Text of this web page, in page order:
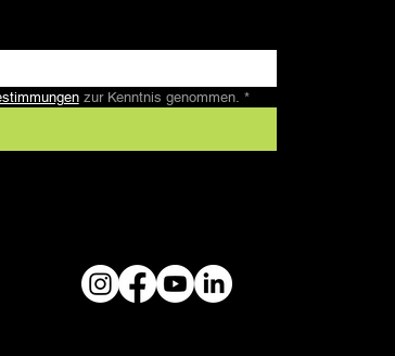
zur Kenntnis genommen. *